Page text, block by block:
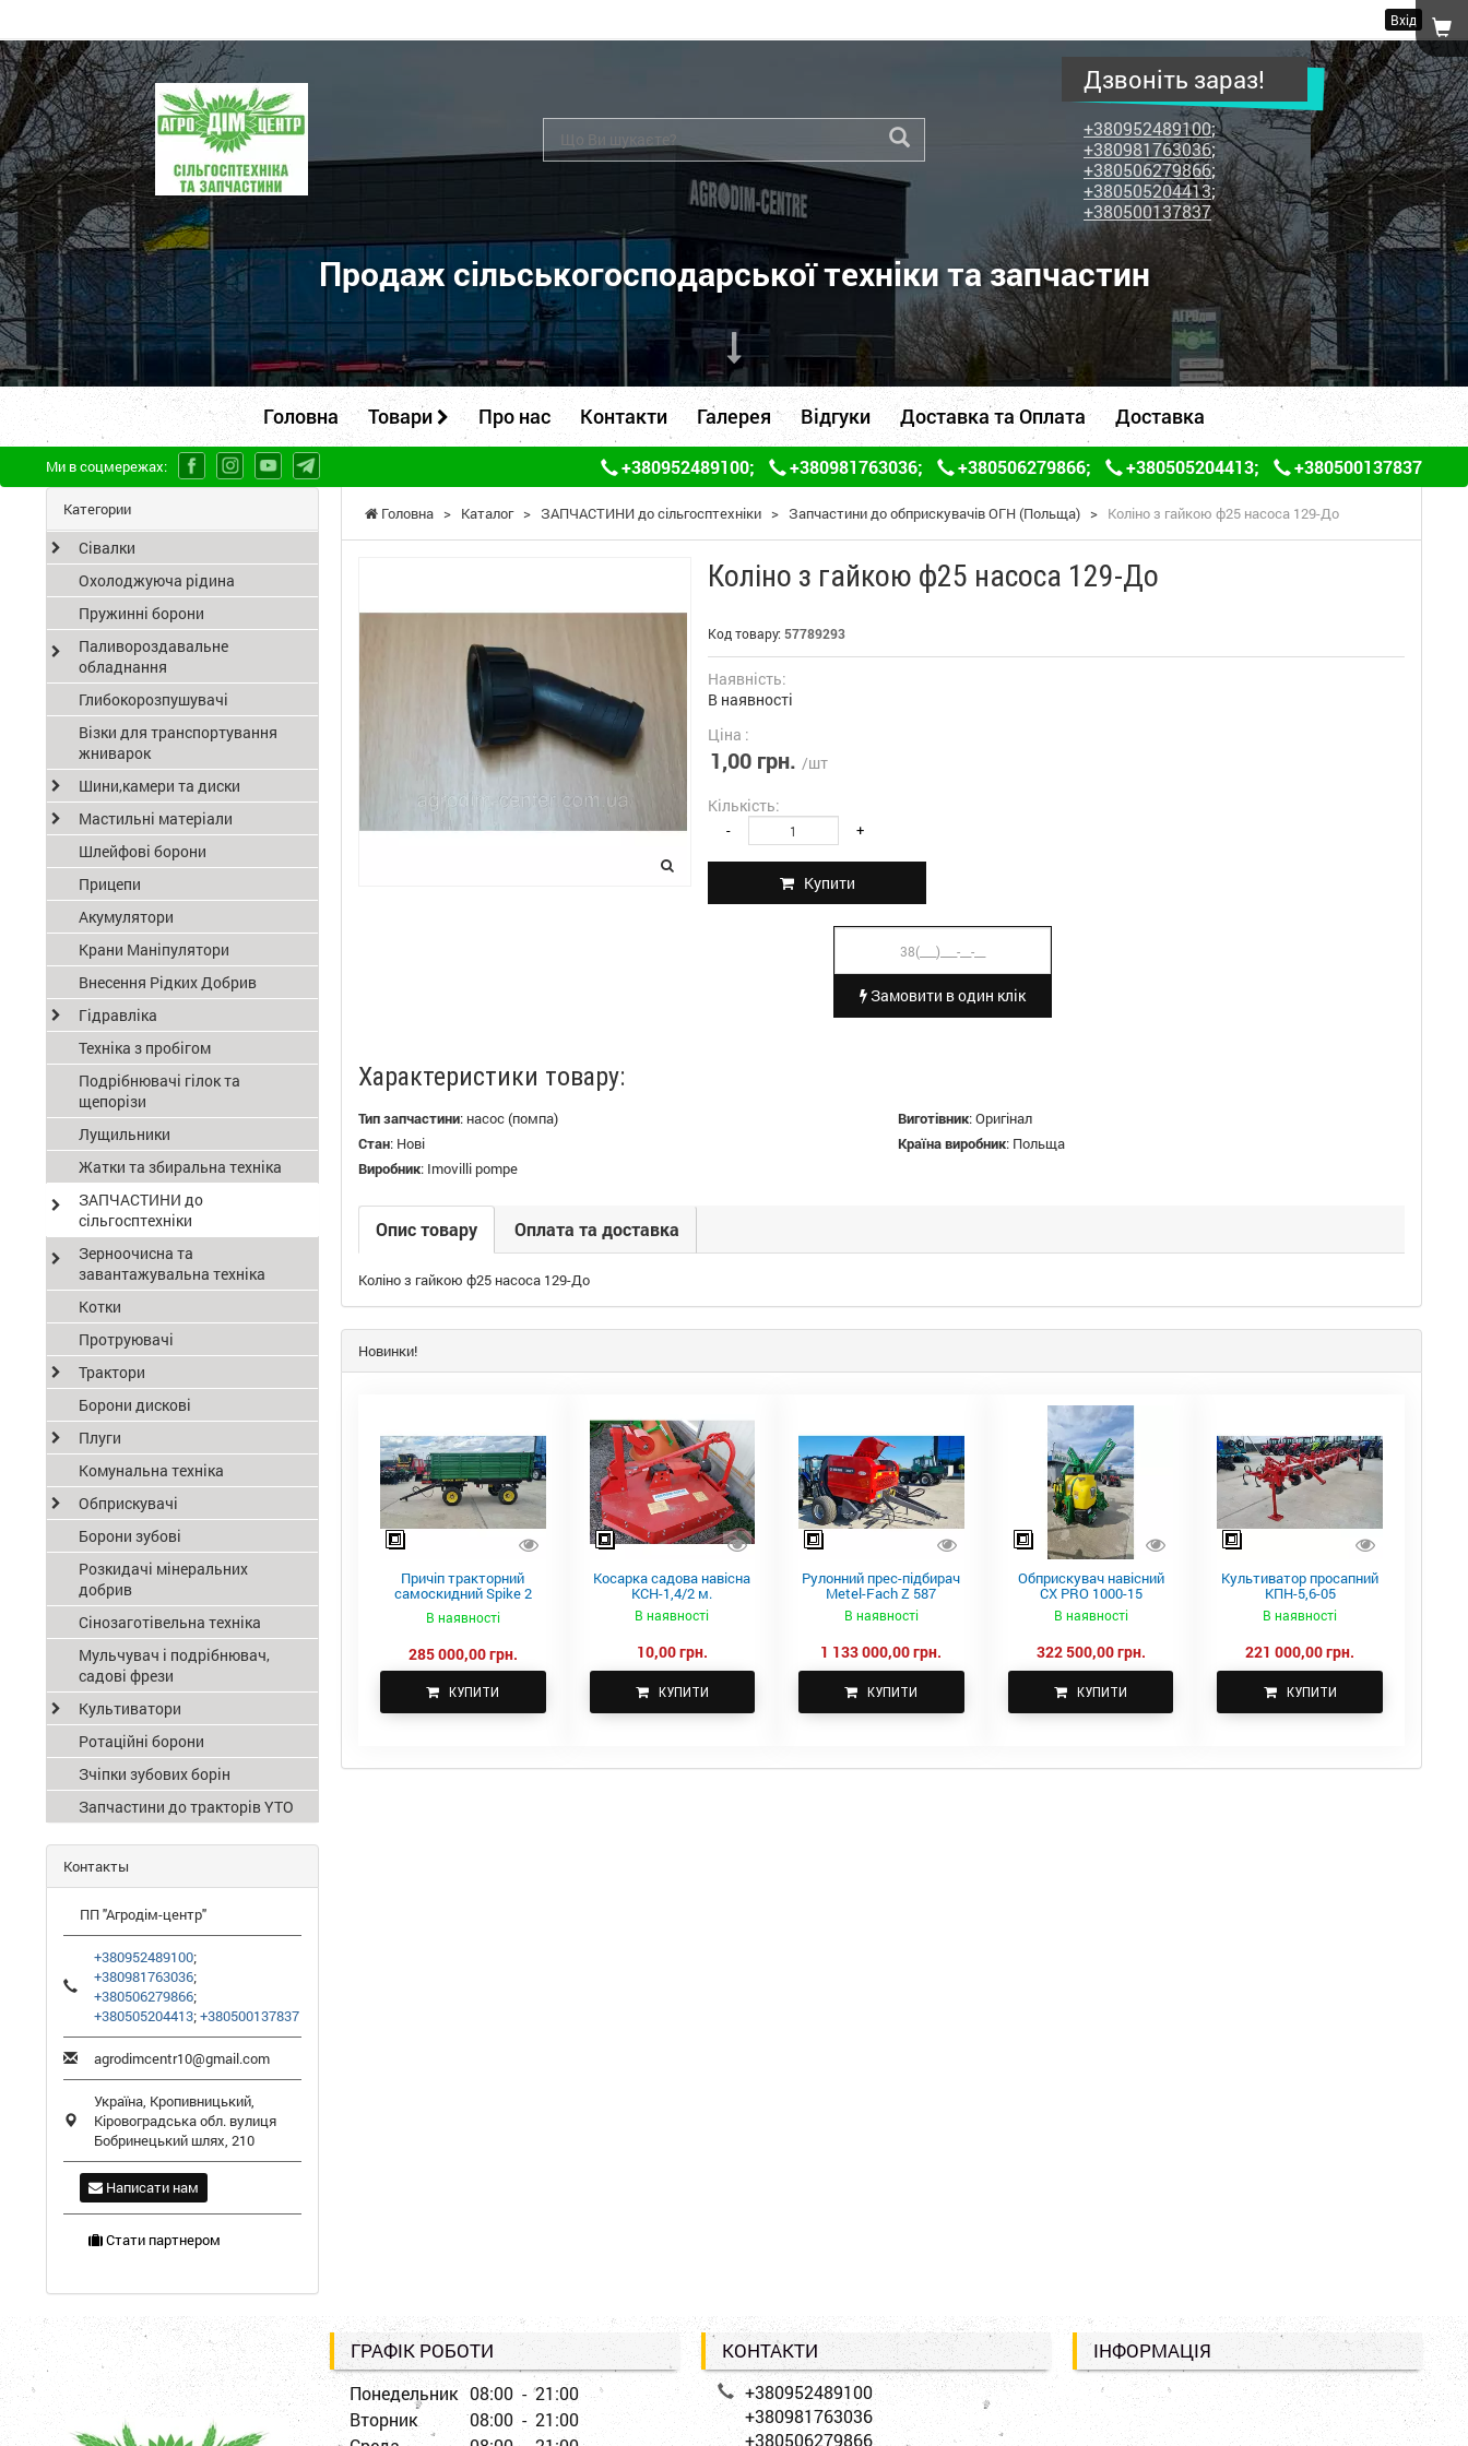
Вхід
ПП
"Агродім-
центр"
-
продаж
сільськогосподарської
техніки
та
запчастин
Дзвоніть зараз!
+380952489100;
+380981763036;
+380506279866;
+380505204413;
+380500137837
Продаж сільськогосподарської техніки та запчастин
Головна Товари Про нас Контакти Галерея Відгуки Доставка та Оплата Доставка
Ми в соцмережах: +380952489100; +380981763036; +380506279866; +380505204413; +380500137837
Головна > Каталог > ЗАПЧАСТИНИ до сільгосптехніки > Запчастини до обприскувачів ОГН (Польща) > Коліно з гайкою ф25 насоса 129-До
Коліно з гайкою ф25 насоса 129-До
Код товару: 57789293
Наявність:
В наявності
Ціна :
1,00 грн. /шт
Кількість:
- +
Купити
Замовити в один клік
Характеристики товару:
Тип запчастини: насос (помпа) Виготівник:Оригінал
Стан: Нові Країна виробник: Польща
Виробник: Imovilli pompe
Опис товару Оплата та доставка
Коліно з гайкою ф25 насоса 129-До
Новинки!
Причіп тракторний
самоскидний Spike 2
В наявності
285 000,00 грн.
КУПИТИ
Косарка садова навісна
КСН-1,4/2 м.
В наявності
10,00 грн.
КУПИТИ
Рулонний прес-підбирач
Metel-Fach Z 587
В наявності
1 133 000,00 грн.
КУПИТИ
Обприскувач навісний
CX PRO 1000-15
В наявності
322 500,00 грн.
КУПИТИ
Культиватор просапний
КПН-5,6-05
В наявності
221 000,00 грн.
КУПИТИ
Категории
Сівалки
Охолоджуюча рідина
Пружинні борони
Паливороздавальне
обладнання
Глибокорозпушувачі
Візки для транспортування
жниварок
Шини,камери та диски
Мастильні матеріали
Шлейфові борони
Прицепи
Акумулятори
Крани Маніпулятори
Внесення Рідких Добрив
Гідравліка
Техніка з пробігом
Подрібнювачі гілок та
щепорізи
Лущильники
Жатки та збиральна техніка
ЗАПЧАСТИНИ до
сільгосптехніки
Зерноочисна та
завантажувальна техніка
Котки
Протруювачі
Трактори
Борони дискові
Плуги
Комунальна техніка
Обприскувачі
Борони зубові
Розкидачі мінеральних
добрив
Сінозаготівельна техніка
Мульчувач і подрібнювач,
садові фрези
Культиватори
Ротаційні борони
Зчіпки зубових борін
Запчастини до тракторів YTO
Контакты
ПП "Агродім-центр"
+380952489100;
+380981763036;
+380506279866;
+380505204413;+380500137837
agrodimcentr10@gmail.com
Україна, Кропивницький,
Кіровоградська обл. вулиця
Бобринецький шлях, 210
Написати нам
Стати партнером
ГРАФІК РОБОТИ
Понедельник 08:00 - 21:00
Вторник
08:00 - 21:00
КОНТАКТИ
+380952489100
+380981763036
+380506279866
ІНФОРМАЦІЯ